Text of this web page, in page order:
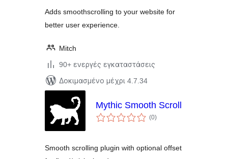
Adds smoothscrolling to your website for
better user experience.
Mitch
90+ ενεργές εγκαταστάσεις
Δοκιμασμένο μέχρι 4.7.34
Mythic Smooth Scroll
(0αξιολογήσεις
σύνολο
)
Smooth scrolling plugin with optional offset